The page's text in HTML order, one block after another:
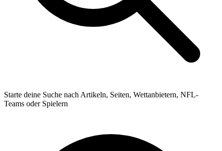
Starte deine Suche nach Artikeln, Seiten, Wettanbietern, NFL-
Teams oder Spielern